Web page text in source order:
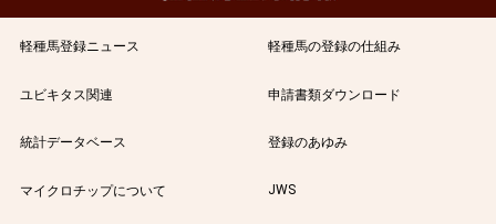
軽種馬登録ニュース 軽種馬の登録の仕組み
ユビキタス関連 申請書類ダウンロード
統計データベース 登録のあゆみ
マイクロチップについて JWS